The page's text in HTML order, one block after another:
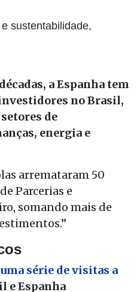
sustentabilidade,
a Espanha tem
no Brasil,
de
energia e
arremataram 50
Parcerias e
somando mais de
série de visitas a
e Espanha